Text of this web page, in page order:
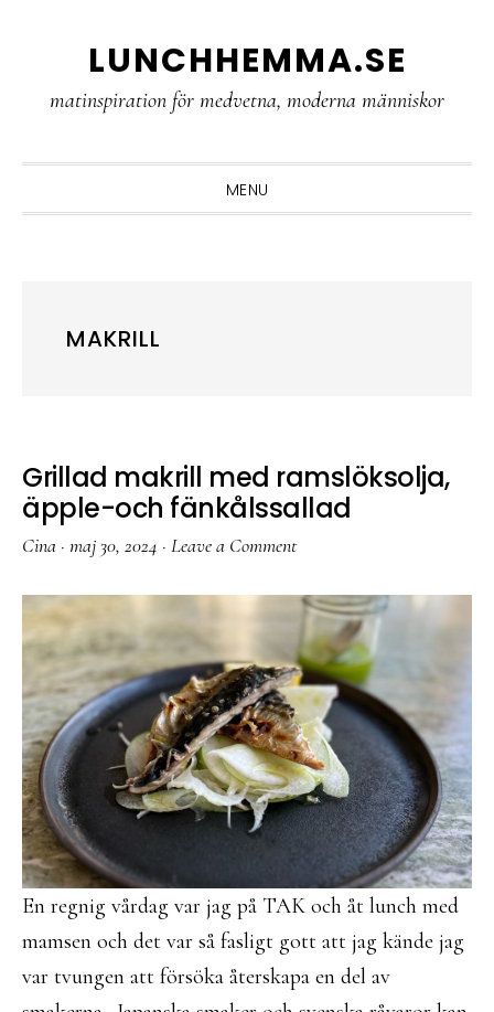
primary
primary
LUNCHHEMMA.SE
matinspiration för medvetna, moderna människor
MENU
MAKRILL
Grillad makrill med ramslöksolja,
äpple-och fänkålssallad
Cina · maj 30, 2024 · Leave a Comment
En regnig vårdag var jag på TAK och åt lunch med
mamsen och det var så fasligt gott att jag kände jag
var tvungen att försöka återskapa en del av